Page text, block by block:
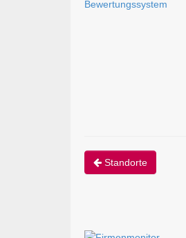
Bewertungssystem
Standorte